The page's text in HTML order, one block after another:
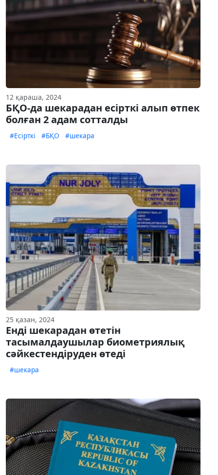
12 қараша, 2024
БҚО-да шекарадан есірткі алып өтпек
болған 2 адам сотталды
#Есірткі #БҚО #шекара
25 қазан, 2024
Енді шекарадан өтетін
тасымалдаушылар биометриялық
сәйкестендіруден өтеді
#шекара